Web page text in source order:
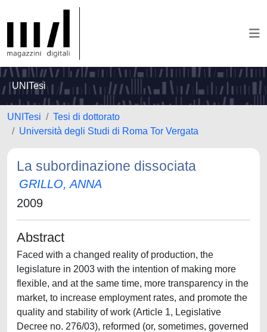
UNITesi
UNITesi
Tesi di dottorato
Università degli Studi di Roma Tor Vergata
La subordinazione dissociata
GRILLO, ANNA
2009
Abstract
Faced with a changed reality of production, the
legislature in 2003 with the intention of making more
flexible, and at the same time, more transparency in the
market, to increase employment rates, and promote the
quality and stability of work (Article 1, Legislative
Decree no. 276/03), reformed (or, sometimes, governed